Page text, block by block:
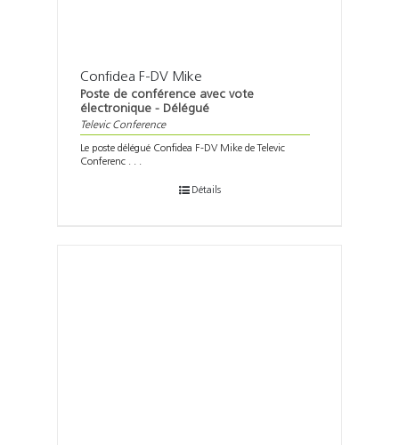
Confidea F-DV Mike
Poste de conférence avec vote
électronique - Délégué
Televic Conference
Le poste délégué Confidea F-DV Mike de Televic
Conferenc . . .
Détails